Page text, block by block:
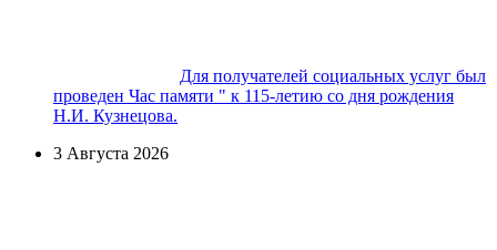
Для получателей социальных услуг был
проведен Час памяти " к 115-летию со дня рождения
Н.И. Кузнецова.
3 Августа 2026